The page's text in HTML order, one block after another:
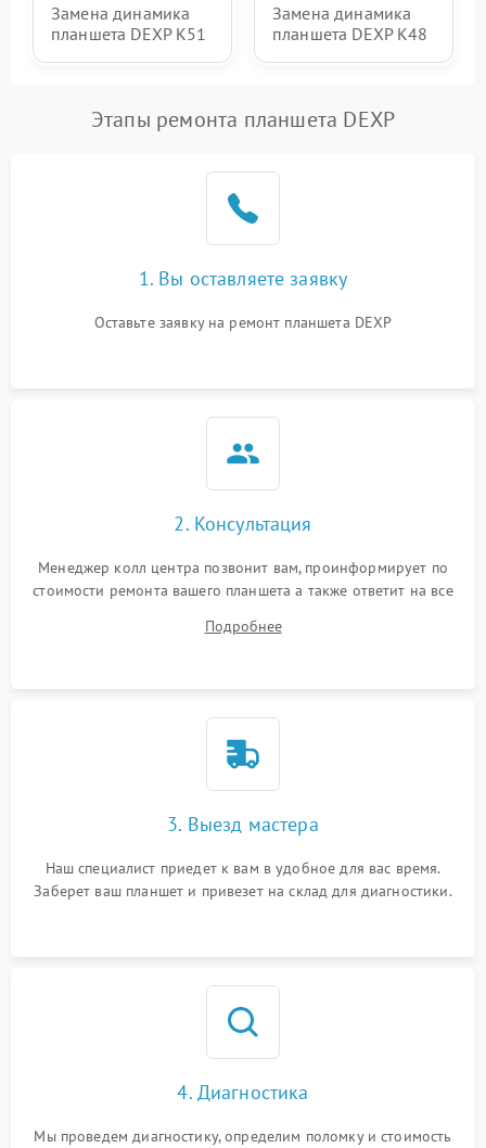
Замена динамика
планшета DEXP K51
Замена динамика
планшета DEXP K48
Этапы ремонта планшета DEXP
1. Вы оставляете заявку
Оставьте заявку на ремонт планшета DEXP
2. Консультация
Менеджер колл центра позвонит вам, проинформирует по
стоимости ремонта вашего планшета а также ответит на все
Подробнее
3. Выезд мастера
Наш специалист приедет к вам в удобное для вас время.
Заберет ваш планшет и привезет на склад для диагностики.
4. Диагностика
Мы проведем диагностику, определим поломку и стоимость